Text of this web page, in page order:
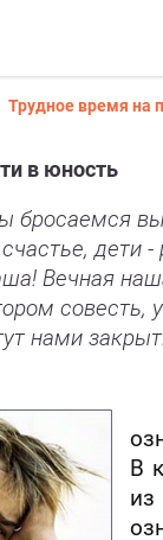
Трудное время на
в юность
бросаемся
дети
Вечная
совесть,
нами
В